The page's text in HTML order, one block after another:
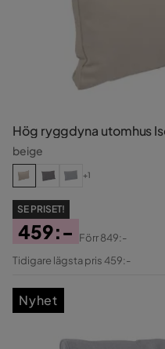
Hög ryggdyna utomhus
beige
+1
SE PRISET!
Pris
459:-
Original
Förr849:-
Tidigare lägsta pris 459:-
Nyhet